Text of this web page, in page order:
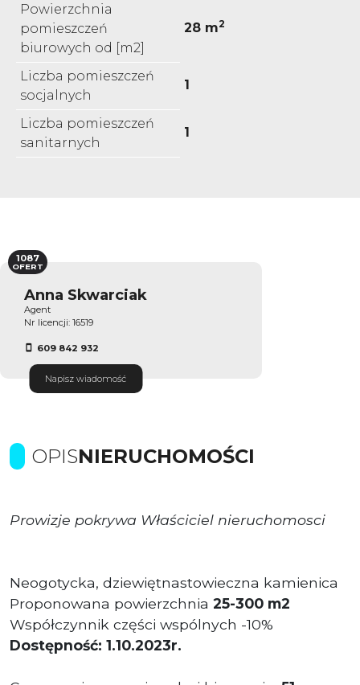
Powierzchnia
pomieszczeń
biurowych od [m2]
28 m2
Liczba pomieszczeń
socjalnych
1
Liczba pomieszczeń
sanitarnych
1
Anna Skwarciak
Agent
Nr licencji: 16519
609 842 932
Napisz wiadomość
1087
OFERT
OPISNIERUCHOMOŚCI
Prowizje pokrywa Właściciel nieruchomosci
Neogotycka, dziewiętnastowieczna kamienica
Proponowana powierzchnia 25-300 m2
Współczynnik części wspólnych -10%
Dostępność: 1.10.2023r.